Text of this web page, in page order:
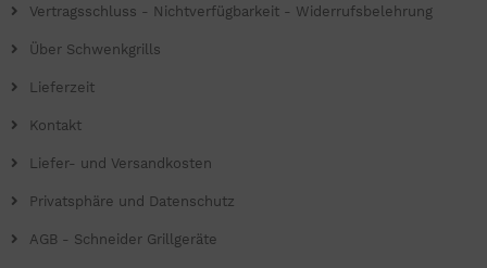
Vertragsschluss - Nichtverfügbarkeit - Widerrufsbelehrung
Über Schwenkgrills
Lieferzeit
Kontakt
Liefer- und Versandkosten
Privatsphäre und Datenschutz
AGB - Schneider Grillgeräte